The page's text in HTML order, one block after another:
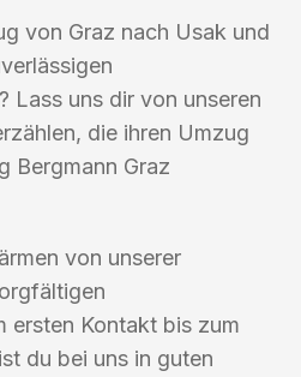
von Graz nach Usak und
Lass uns dir von unseren
die ihren Umzug
Bergmann Graz
von unserer
ersten Kontakt bis zum
du bei uns in guten